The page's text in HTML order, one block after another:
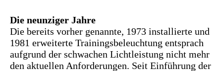
Die neunziger Jahre
Die bereits vorher genannte, 1973 installierte und
1981 erweiterte Trainingsbeleuchtung entsprach
aufgrund der schwachen Lichtleistung nicht mehr
den aktuellen Anforderungen. Seit Einführung der